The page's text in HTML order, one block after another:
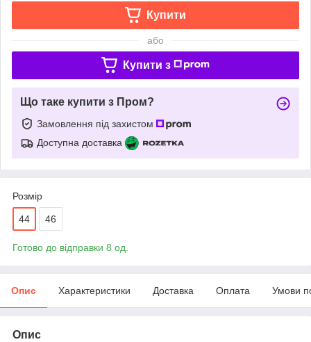
Купити
або
Купити з
Що таке купити з Пром?
Замовлення під захистом
Доступна доставка
Розмір
44 46
Готово до відправки 8 од.
Опис Характеристики Доставка Оплата Умови
Опис